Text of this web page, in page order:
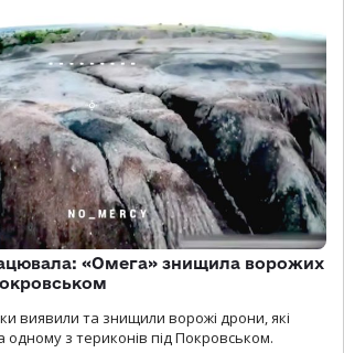
«Омега» знищила ворожих
виявили та знищили ворожі дрони, які
одному з териконів під Покровськом.